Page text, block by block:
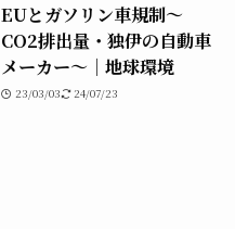
EUとガソリン車規制〜
CO2排出量・独伊の自動車
メーカー〜｜地球環境
23/03/03 24/07/23